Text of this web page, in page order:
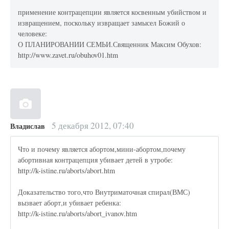
применение контрацепции является косвенным убийством и
извращением, поскольку извращает замысел Божий о
человеке:
О ПЛАНИРОВАНИИ СЕМЬИ.Священник Максим Обухов:
http://www.zavet.ru/obuhov01.htm
Владислав 5 декабря 2012, 07:40
Что и почему является абортом,мини-абортом,почему
абортивная контрацепция убивает детей в утробе:
http://k-istine.ru/aborts/abort.htm
Доказательство того,что Внутриматочная спирал(ВМС)
вызвает аборт,и убивает ребенка:
http://k-istine.ru/aborts/abort_ivanov.htm